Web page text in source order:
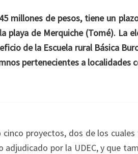
millones de pesos, tiene un
playa de Merquiche (Tomé). La
de la Escuela rural Básica
pertenecientes a localidades
proyectos, dos de los
por la UDEC, y que